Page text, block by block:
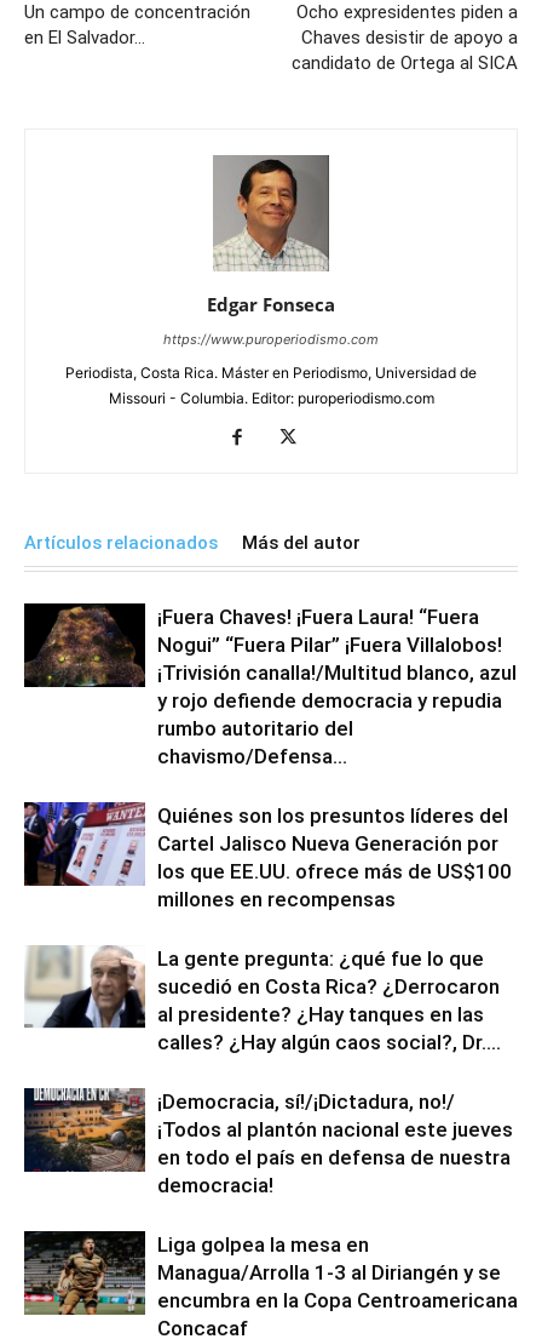
Un campo de concentración
en El Salvador…
Ocho expresidentes piden a
Chaves desistir de apoyo a
candidato de Ortega al SICA
Edgar Fonseca
https://www.puroperiodismo.com
Periodista, Costa Rica. Máster en Periodismo, Universidad de
Missouri - Columbia. Editor: puroperiodismo.com
Artículos relacionados Más del autor
¡Fuera Chaves! ¡Fuera Laura! “Fuera
Nogui” “Fuera Pilar” ¡Fuera Villalobos!
¡Trivisión canalla!/Multitud blanco, azul
y rojo defiende democracia y repudia
rumbo autoritario del
chavismo/Defensa...
Quiénes son los presuntos líderes del
Cartel Jalisco Nueva Generación por
los que EE.UU. ofrece más de US$100
millones en recompensas
La gente pregunta: ¿qué fue lo que
sucedió en Costa Rica? ¿Derrocaron
al presidente? ¿Hay tanques en las
calles? ¿Hay algún caos social?, Dr....
¡Democracia, sí!/¡Dictadura, no!/
¡Todos al plantón nacional este jueves
en todo el país en defensa de nuestra
democracia!
Liga golpea la mesa en
Managua/Arrolla 1-3 al Diriangén y se
encumbra en la Copa Centroamericana
Concacaf